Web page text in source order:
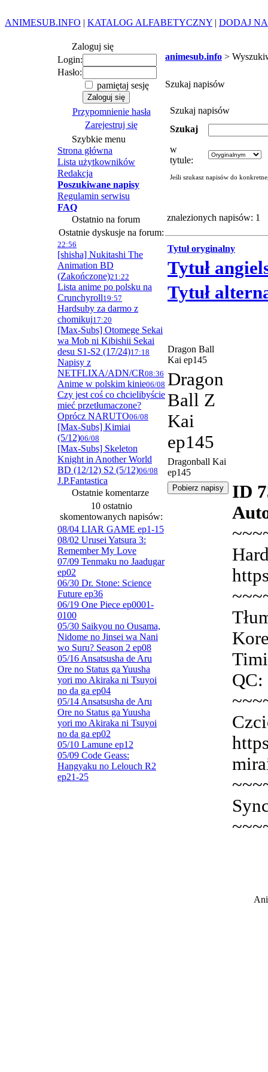
ANIMESUB.INFO | KATALOG ALFABETYCZNY | DODAJ
Zaloguj się
Login:
Hasło:
pamiętaj sesję
Przypomnienie hasła
Zarejestruj się
Szybkie menu
Strona główna
Lista użytkowników
Redakcja
Poszukiwane napisy
Regulamin serwisu
FAQ
Ostatnio na forum
Ostatnie dyskusje na forum:
22:56
[shisha] Nukitashi The
Animation BD
(Zakończone)21:22
Lista anime po polsku na
Crunchyroll19:57
Hardsuby za darmo z
chomikuj17:20
[Max-Subs] Otomege Sekai
wa Mob ni Kibishii Sekai
desu S1-S2 (17/24)17:18
Napisy z
NETFLIXA/ADN/CR08:36
Anime w polskim kinie06/08
Czy jest coś co chcielibyście
mieć przetłumaczone?
Oprócz NARUTO06/08
[Max-Subs] Kimiai
(5/12)06/08
[Max-Subs] Skeleton
Knight in Another World
BD (12/12) S2 (5/12)06/08
J.P.Fantastica
Ostatnie komentarze
10 ostatnio
skomentowanych napisów:
08/04 LIAR GAME ep1-15
08/02 Urusei Yatsura 3:
Remember My Love
07/09 Tenmaku no Jaadugar
ep02
06/30 Dr. Stone: Science
Future ep36
06/19 One Piece ep0001-
0100
05/30 Saikyou no Ousama,
Nidome no Jinsei wa Nani
wo Suru? Season 2 ep08
05/16 Ansatsusha de Aru
Ore no Status ga Yuusha
yori mo Akiraka ni Tsuyoi
no da ga ep04
05/14 Ansatsusha de Aru
Ore no Status ga Yuusha
yori mo Akiraka ni Tsuyoi
no da ga ep02
05/10 Lamune ep12
05/09 Code Geass:
Hangyaku no Lelouch R2
ep21-25
animesub.info >
Szukaj napisów
Szukaj napisów
Szukaj
w
tytule:
Jeśli szukasz napisów do
znalezionych napisów: 1
Tytuł oryginalny
Tytuł
Tytuł
Dragon Ball
Kai ep145
Dragon
Ball Z
Kai
ep145
Dragonball Kai
ep145
ID